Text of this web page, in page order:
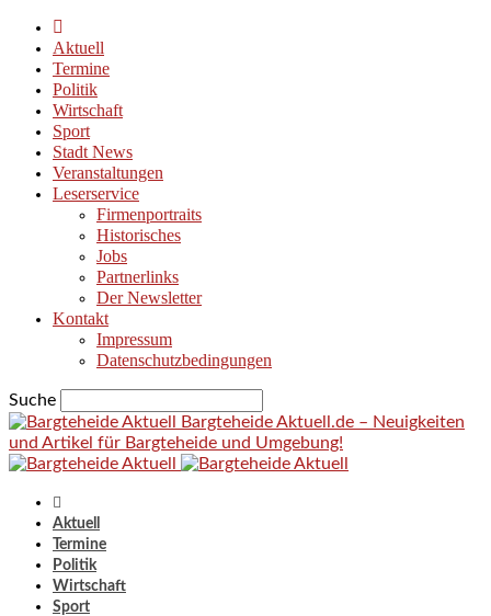
Aktuell
Termine
Politik
Wirtschaft
Sport
Stadt News
Veranstaltungen
Leserservice
Firmenportraits
Historisches
Jobs
Partnerlinks
Der Newsletter
Kontakt
Impressum
Datenschutzbedingungen
Suche
Bargteheide Aktuell.de – Neuigkeiten
und Artikel für Bargteheide und Umgebung!
Aktuell
Termine
Politik
Wirtschaft
Sport